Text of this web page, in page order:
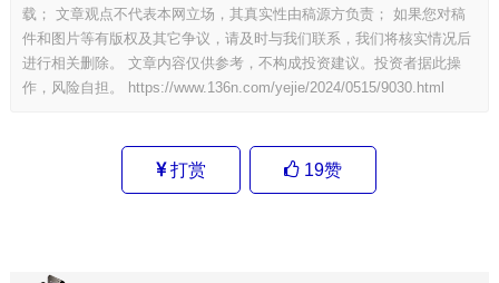
载； 文章观点不代表本网立场，其真实性由稿源方负责； 如果您对稿
件和图片等有版权及其它争议，请及时与我们联系，我们将核实情况后
进行相关删除。 文章内容仅供参考，不构成投资建议。投资者据此操
作，风险自担。 https://www.136n.com/yejie/2024/0515/9030.html
打赏 19赞